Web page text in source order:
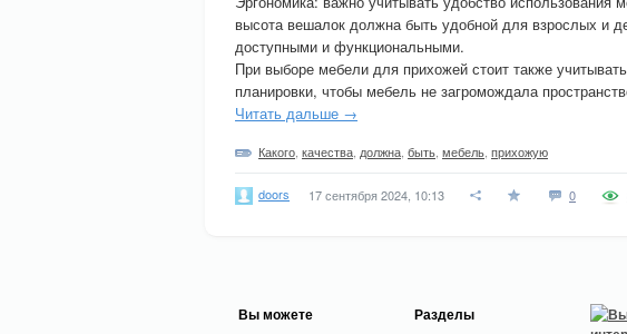
высота вешалок должна быть удобной для взрослых и
доступными и функциональными.
При выборе мебели для прихожей стоит также
планировки, чтобы мебель не загромождала
Читать дальше →
Какого качества должна быть мебель прихожую
doors 17 сентября 2024, 10:13 0
Вы можете Разделы